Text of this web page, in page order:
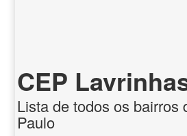
CEP
Lista de todos os bairros
Paulo